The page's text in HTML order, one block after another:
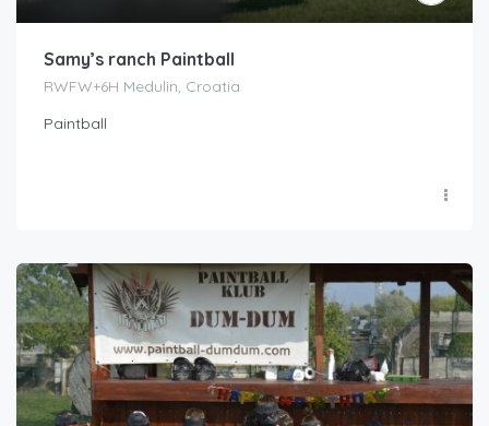
Samy’s ranch Paintball
RWFW+6H Medulin, Croatia
Paintball